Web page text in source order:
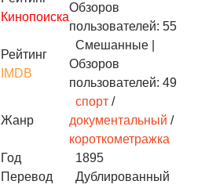
Кинопоиска
Обзоров
пользователей: 55
Рейтинг
IMDB
Смешанные
Обзоров
пользователей: 49
Жанр
спорт /
документальный /
короткометражка
Год
1895
Перевод
Дублированный